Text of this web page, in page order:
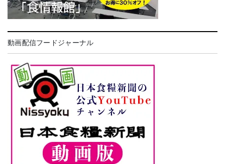
動画配信フードジャーナル